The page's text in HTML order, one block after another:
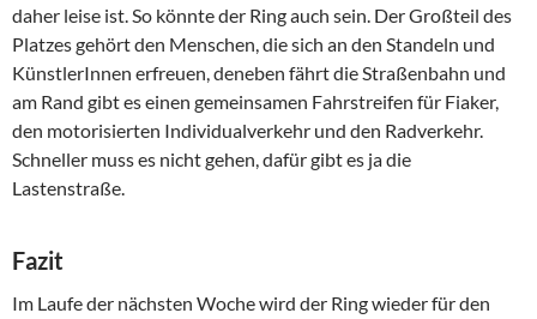
daher leise ist. So könnte der Ring auch sein. Der Großteil des
Platzes gehört den Menschen, die sich an den Standeln und
KünstlerInnen erfreuen, deneben fährt die Straßenbahn und
am Rand gibt es einen gemeinsamen Fahrstreifen für Fiaker,
den motorisierten Individualverkehr und den Radverkehr.
Schneller muss es nicht gehen, dafür gibt es ja die
Lastenstraße.
Fazit
Im Laufe der nächsten Woche wird der Ring wieder für den